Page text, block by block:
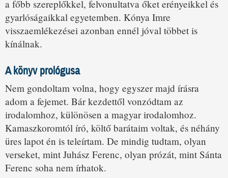
a főbb szereplőkkel, felvonultatva őket erényeikkel és
gyarlóságaikkal egyetemben. Kónya Imre
visszaemlékezései azonban ennél jóval többet is
kínálnak.
A könyv prológusa
Nem gondoltam volna, hogy egyszer majd írásra
adom a fejemet. Bár kezdettől vonzódtam az
irodalomhoz, különösen a magyar irodalomhoz.
Kamaszkoromtól író, költő barátaim voltak, és néhány
üres lapot én is teleírtam. De mindig tudtam, olyan
verseket, mint Juhász Ferenc, olyan prózát, mint Sánta
Ferenc soha nem írhatok.